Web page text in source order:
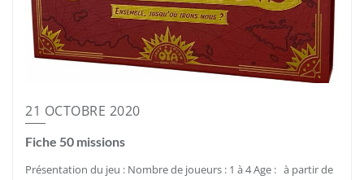
21 OCTOBRE 2020
Fiche 50 missions
Présentation du jeu : Nombre de joueurs : 1 à 4 Age : à partir de